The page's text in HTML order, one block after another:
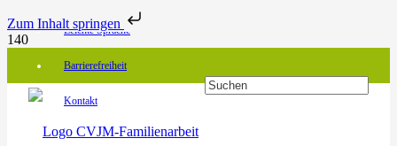
Zum Inhalt springen
Leichte Sprache
Barrierefreiheit
Kontakt